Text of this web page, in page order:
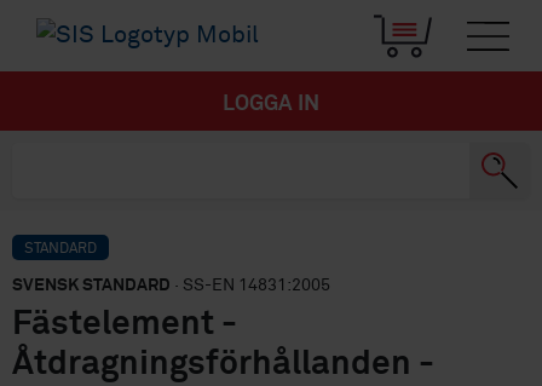
LOGGA IN
STANDARD
SVENSK STANDARD · SS-EN 14831:2005
Fästelement -
Åtdragningsförhållanden -